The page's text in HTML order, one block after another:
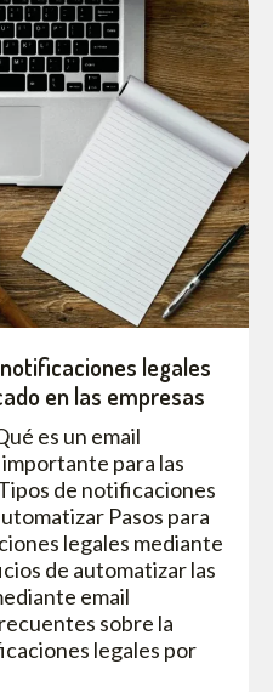
legales
en las empresas
es un email
para las
de notificaciones
Pasos para
legales mediante
de automatizar las
email
sobre la
legales por